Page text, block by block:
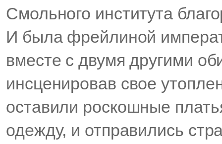
Смольного института
И была фрейлиной
вместе с двумя другими
инсценировав свое
оставили роскошные
одежду, и отправились